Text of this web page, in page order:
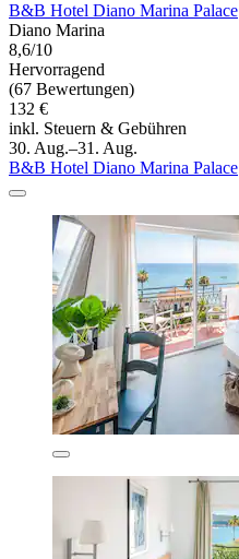
B&B Hotel Diano Marina Palace
Diano Marina
8,6/10
Hervorragend
(67 Bewertungen)
132 €
inkl. Steuern & Gebühren
30. Aug.–31. Aug.
B&B Hotel Diano Marina Palace